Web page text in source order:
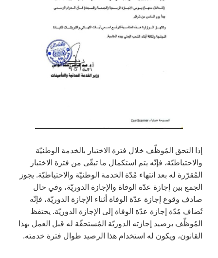
إذا التحق المُوظّف خلال فترة الاختبار بالخدمة الوطنيّة
والاحتياطيّة، فإنّه يتم استكمال ما تبقّى من فترة الاختبار
المُقرّرة له بعد انتهاء مُدّة الخدمة الوطنيّة والاحتياطيّة. يجوز
الجمع بين إجازة عدّة الوفاة والإجازة الدوريّة، وفي حال
صادف وقوع إجازة عدّة الوفاة أثناء الإجازة الدوريّة، فإنّه
تُضاف مُدّة إجازة عدّة الوفاة إلى الإجازة الدوريّة. يحتفظ
المُوظّف برصيد إجازته الدوريّة المُستحقّة له قبل العمل بهذا
القانون، ويكون له استخدام هذا الرصيد طوال فترة خدمته.